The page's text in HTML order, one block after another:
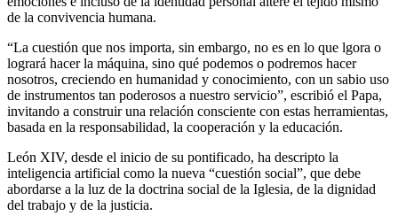
de la convivencia humana.
“La cuestión que nos importa, sin embargo, no es en lo que lgora o
logrará hacer la máquina, sino qué podemos o podremos hacer
nosotros, creciendo en humanidad y conocimiento, con un sabio uso
de instrumentos tan poderosos a nuestro servicio”, escribió el Papa,
invitando a construir una relación consciente con estas herramientas,
basada en la responsabilidad, la cooperación y la educación.
León XIV, desde el inicio de su pontificado, ha descripto la
inteligencia artificial como la nueva “cuestión social”, que debe
abordarse a la luz de la doctrina social de la Iglesia, de la dignidad
del trabajo y de la justicia.